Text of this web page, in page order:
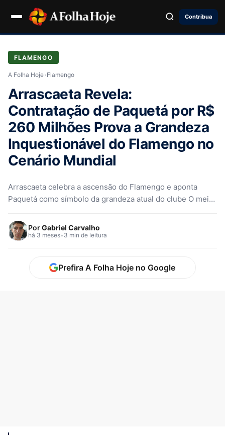
Contribua
FLAMENGO
A Folha Hoje› Flamengo
Arrascaeta Revela:
Contratação de Paquetá por R$
260 Milhões Prova a Grandeza
Inquestionável do Flamengo no
Cenário Mundial
Arrascaeta celebra a ascensão do Flamengo e aponta
Paquetá como símbolo da grandeza atual do clube O meio-
PorGabriel Carvalho
há 3 meses• 3 min de leitura
Prefira A Folha Hoje no Google